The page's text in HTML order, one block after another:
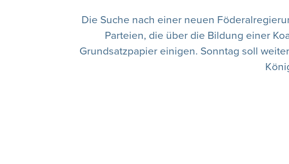
Die Suche nach einer neuen
Parteien, die über die Bildung einer
Grundsatzpapier einigen. Sonntag soll